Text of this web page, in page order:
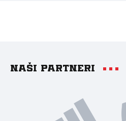
Naši partneri